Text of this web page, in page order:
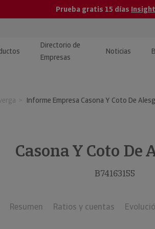
Prueba gratis 15 días
y ERP
Directorio de
Empresas
Noticias
y tutoriales
Investigada
Informe Empresa Casona Y Coto De
Casona Y Coto De
B74163155
Resumen Ratios y cuentas